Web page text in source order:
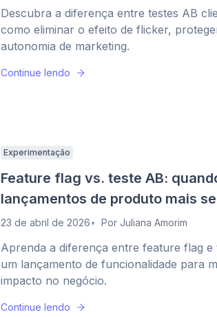
Descubra a diferença entre testes AB
como eliminar o efeito de flicker,
autonomia de marketing.
Continue lendo
Experimentação
Feature flag vs. teste AB:
lançamentos de produto mais
23 de abril de 2026 Por Juliana Amorim
Aprenda a diferença entre feature flag e
um lançamento de funcionalidade para
impacto no negócio.
Continue lendo